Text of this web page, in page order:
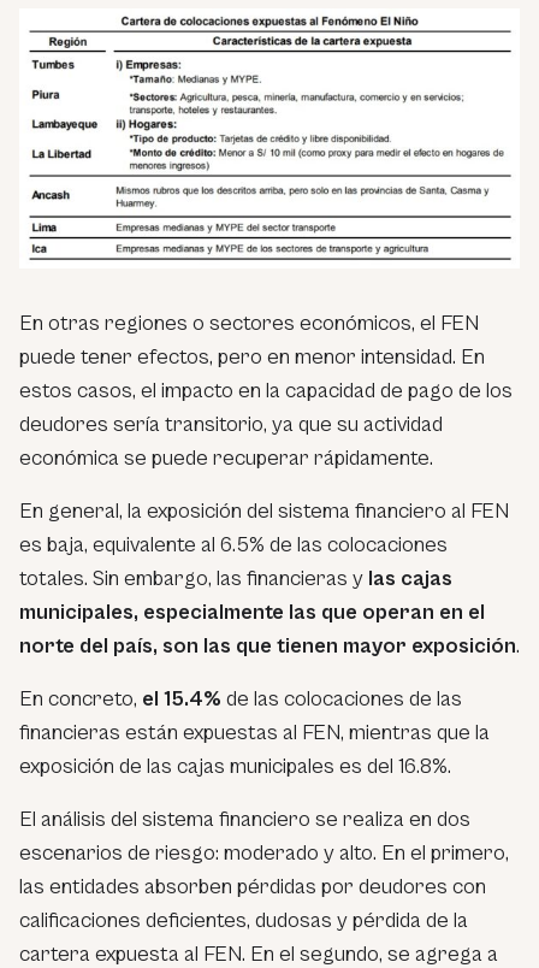
En otras regiones o sectores económicos, el FEN
puede tener efectos, pero en menor intensidad. En
estos casos, el impacto en la capacidad de pago de los
deudores sería transitorio, ya que su actividad
económica se puede recuperar rápidamente.
En general, la exposición del sistema financiero al FEN
es baja, equivalente al 6.5% de las colocaciones
totales. Sin embargo, las financieras y las cajas
municipales, especialmente las que operan en el
norte del país, son las que tienen mayor exposición.
En concreto, el 15.4% de las colocaciones de las
financieras están expuestas al FEN, mientras que la
exposición de las cajas municipales es del 16.8%.
El análisis del sistema financiero se realiza en dos
escenarios de riesgo: moderado y alto. En el primero,
las entidades absorben pérdidas por deudores con
calificaciones deficientes, dudosas y pérdida de la
cartera expuesta al FEN. En el segundo, se agrega a